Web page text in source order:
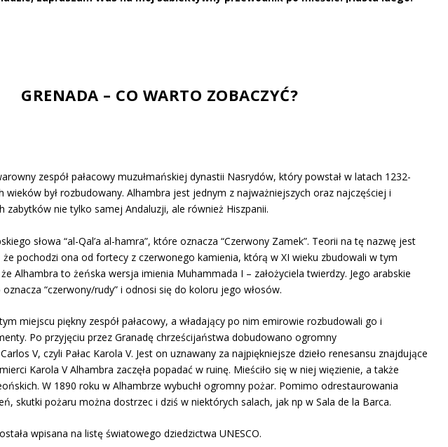
GRENADA – CO WARTO ZOBACZYĆ?
zespół pałacowy muzułmańskiej dynastii Nasrydów, który powstał w latach 1232-
wieków był rozbudowany. Alhambra jest jednym z najważniejszych oraz najczęściej i
zabytków nie tylko samej Andaluzji, ale również Hiszpanii.
słowa “al-Qal’a al-hamra”, które oznacza “Czerwony Zamek”. Teorii na tę nazwę jest
że pochodzi ona od fortecy z czerwonego kamienia, którą w XI wieku zbudowali w tym
Alhambra to żeńska wersja imienia Muhammada I – założyciela twierdzy. Jego arabskie
“czerwony/rudy” i odnosi się do koloru jego włosów.
miejscu piękny zespół pałacowy, a władający po nim emirowie rozbudowali go i
Po przyjęciu przez Granadę chrześcijaństwa dobudowano ogromny
V, czyli Pałac Karola V. Jest on uznawany za najpiękniejsze dzieło renesansu znajdujące
Karola V Alhambra zaczęła popadać w ruinę. Mieściło się w niej więzienie, a także
W 1890 roku w Alhambrze wybuchł ogromny pożar. Pomimo odrestaurowania
skutki pożaru można dostrzec i dziś w niektórych salach, jak np w Sala de la Barca.
wpisana na listę światowego dziedzictwa UNESCO.